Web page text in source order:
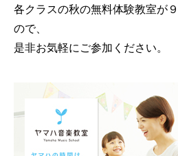
各クラスの秋の無料体験教室が
ので、
是非お気軽にご参加ください。